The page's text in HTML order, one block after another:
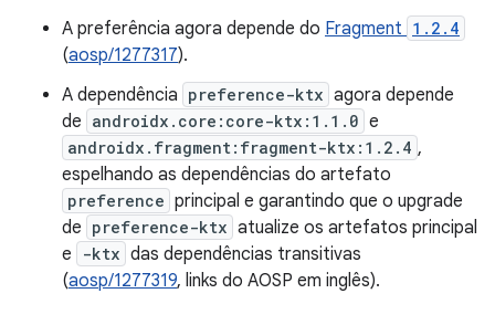
A preferência agora depende do Fragment 1.2.4
(aosp/1277317).
A dependência preference-ktx agora depende
de androidx.core:core-ktx:1.1.0 e
androidx.fragment:fragment-ktx:1.2.4 ,
espelhando as dependências do artefato
preference principal e garantindo que o upgrade
de preference-ktx atualize os artefatos principal
e
-ktx das dependências transitivas
(aosp/1277319, links do AOSP em inglês).